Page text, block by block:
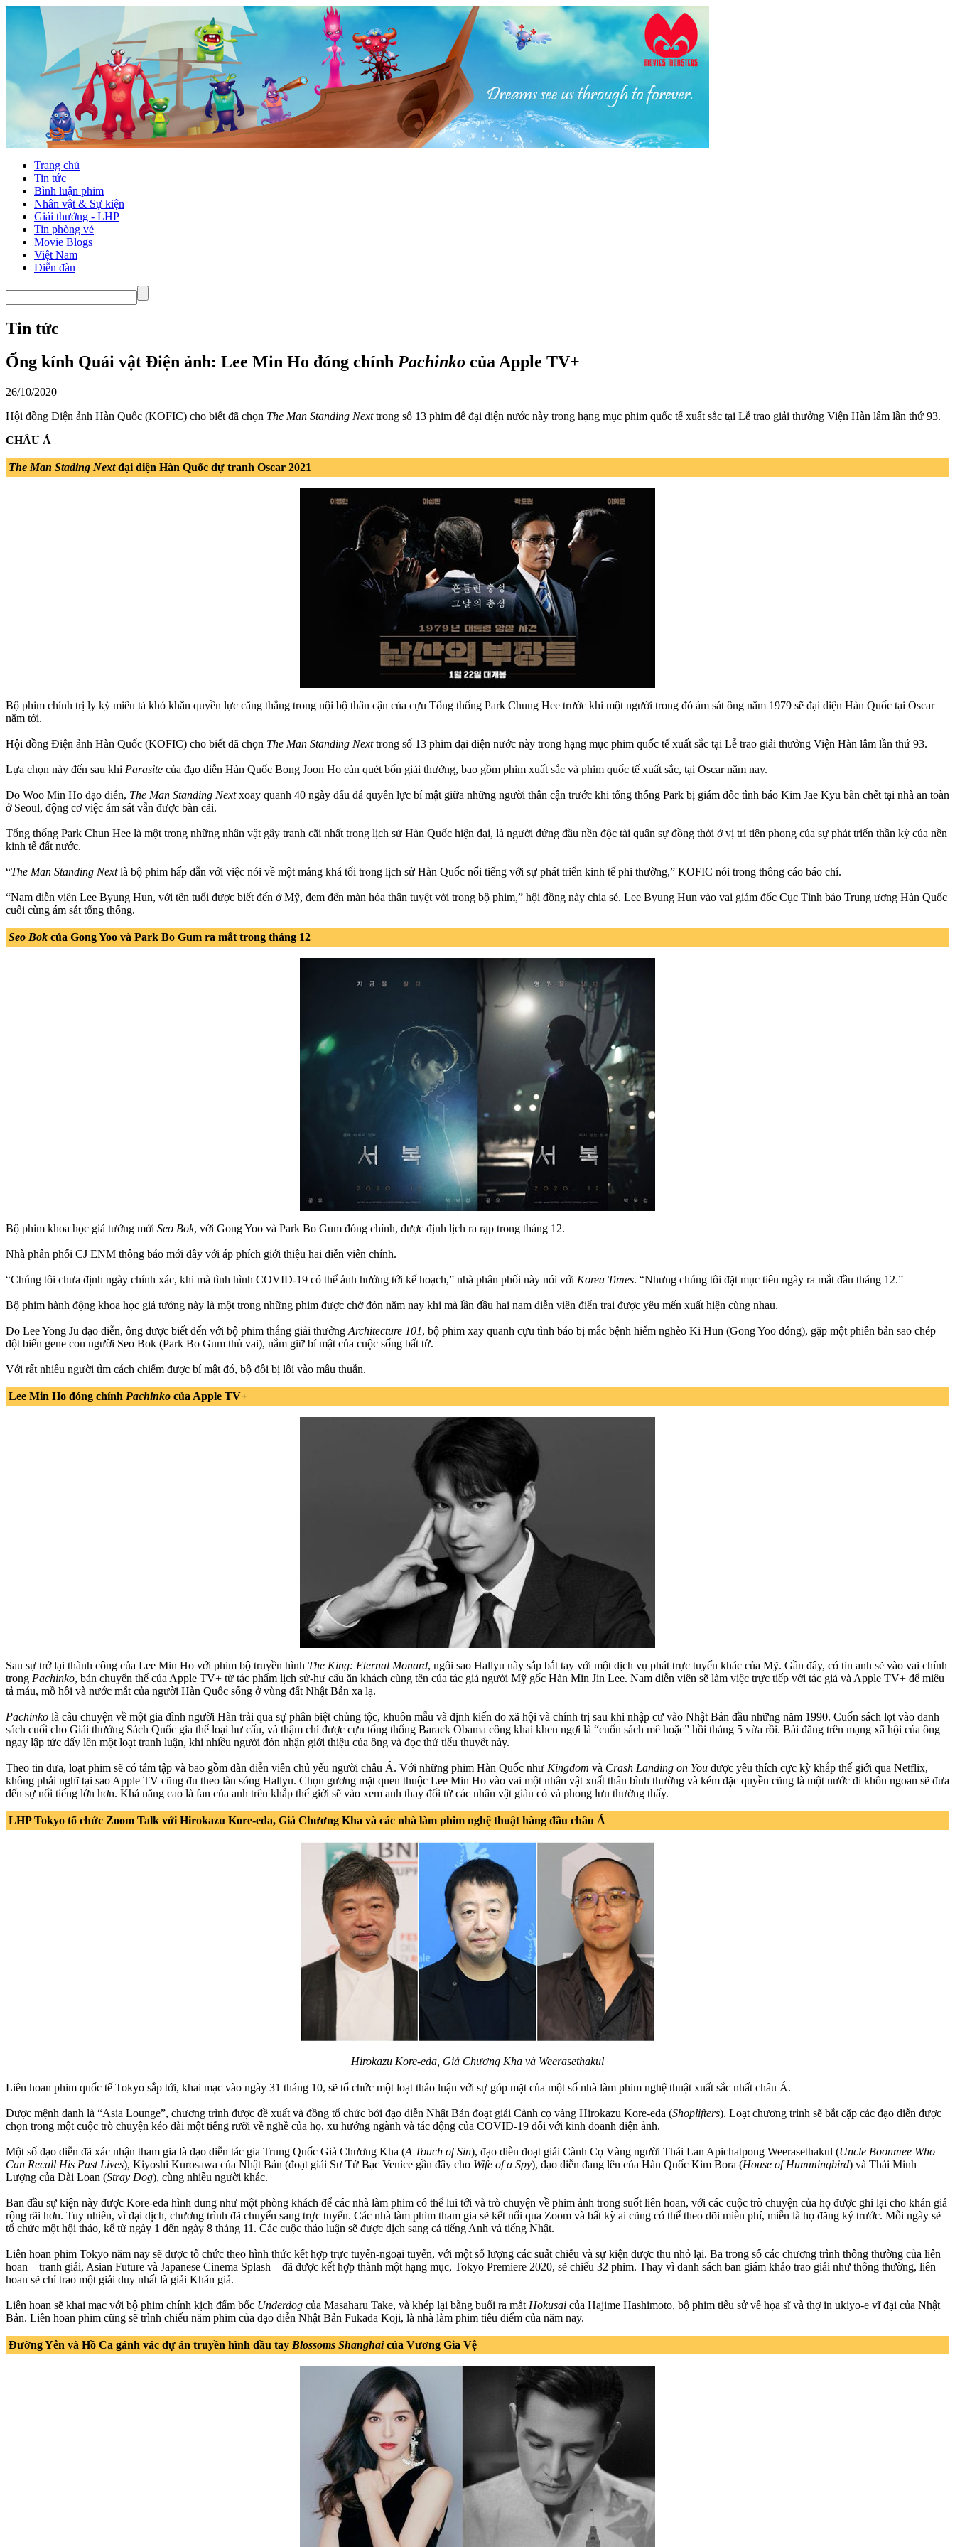
Trang chủ
Tin tức
Bình luận phim
Nhân vật & Sự kiện
Giải thưởng - LHP
Tin phòng vé
Movie Blogs
Việt Nam
Diễn đàn
Tin tức
Ống kính Quái vật Điện ảnh: Lee Min Ho đóng chính Pachinko của Apple TV+
26/10/2020
Hội đồng Điện ảnh Hàn Quốc (KOFIC) cho biết đã chọn The Man Standing Nexttrong số 13 phim để đại diện nước này trong hạng mục phim quốc tế xuất sắc tại Lễ trao giải thưởng Viện Hàn lâm lần thứ 93.
CHÂU Á
The Man Stading Nextđại diện Hàn Quốc dự tranh Oscar 2021
Bộ phim chính trị ly kỳ miêu tả khó khăn quyền lực căng thẳng trong nội bộ thân cận của cựu Tổng thống Park Chung Hee trước khi một người trong đó ám sát ông năm 1979 sẽ đại diện Hàn Quốc tại Oscar
năm tới.
Hội đồng Điện ảnh Hàn Quốc (KOFIC) cho biết đã chọn The Man Standing Nexttrong số 13 phim đại diện nước này trong hạng mục phim quốc tế xuất sắc tại Lễ trao giải thưởng Viện Hàn lâm lần thứ 93.
Lựa chọn này đến sau khi Parasite của đạo diễn Hàn Quốc Bong Joon Ho càn quét bốn giải thưởng, bao gồm phim xuất sắc và phim quốc tế xuất sắc, tại Oscar năm nay.
Do Woo Min Ho đạo diễn, The Man Standing Nextxoay quanh 40 ngày đấu đá quyền lực bí mật giữa những người thân cận trước khi tổng thống Park bị giám đốc tình báo Kim Jae Kyu bắn chết tại nhà an toàn
ở Seoul, động cơ việc ám sát vẫn được bàn cãi.
Tổng thống Park Chun Hee là một trong những nhân vật gây tranh cãi nhất trong lịch sử Hàn Quốc hiện đại, là người đứng đầu nền độc tài quân sự đồng thời ở vị trí tiên phong của sự phát triển thần kỳ của nền
kinh tế đất nước.
“The Man Standing Nextlà bộ phim hấp dẫn với việc nói về một mảng khá tối trong lịch sử Hàn Quốc nổi tiếng với sự phát triển kinh tế phi thường,” KOFIC nói trong thông cáo báo chí.
“Nam diễn viên Lee Byung Hun, với tên tuổi được biết đến ở Mỹ, đem đến màn hóa thân tuyệt vời trong bộ phim,” hội đồng này chia sẻ. Lee Byung Hun vào vai giám đốc Cục Tình báo Trung ương Hàn Quốc
cuối cùng ám sát tổng thống.
Seo Bok của Gong Yoo và Park Bo Gum ra mắt trong tháng 12
Bộ phim khoa học giả tưởng mới Seo Bok, với Gong Yoo và Park Bo Gum đóng chính, được định lịch ra rạp trong tháng 12.
Nhà phân phối CJ ENM thông báo mới đây với áp phích giới thiệu hai diễn viên chính.
“Chúng tôi chưa định ngày chính xác, khi mà tình hình COVID-19 có thể ảnh hưởng tới kế hoạch,” nhà phân phối này nói với Korea Times. “Nhưng chúng tôi đặt mục tiêu ngày ra mắt đầu tháng 12.”
Bộ phim hành động khoa học giả tưởng này là một trong những phim được chờ đón năm nay khi mà lần đầu hai nam diễn viên điển trai được yêu mến xuất hiện cùng nhau.
Do Lee Yong Ju đạo diễn, ông được biết đến với bộ phim thắng giải thưởng Architecture 101, bộ phim xay quanh cựu tình báo bị mắc bệnh hiểm nghèo Ki Hun (Gong Yoo đóng), gặp một phiên bản sao chép
đột biến gene con người Seo Bok (Park Bo Gum thủ vai), nắm giữ bí mật của cuộc sống bất tử.
Với rất nhiều người tìm cách chiếm được bí mật đó, bộ đôi bị lôi vào mâu thuẫn.
Lee Min Ho đóng chính Pachinko của Apple TV+
Sau sự trở lại thành công của Lee Min Ho với phim bộ truyền hình The King: Eternal Monard, ngôi sao Hallyu này sắp bắt tay với một dịch vụ phát trực tuyến khác của Mỹ. Gần đây, có tin anh sẽ vào vai chính
trong Pachinko, bản chuyển thể của Apple TV+ từ tác phẩm lịch sử-hư cấu ăn khách cùng tên của tác giả người Mỹ gốc Hàn Min Jin Lee. Nam diễn viên sẽ làm việc trực tiếp với tác giả và Apple TV+ để miêu
tả máu, mồ hôi và nước mắt của người Hàn Quốc sống ở vùng đất Nhật Bản xa lạ.
Pachinko là câu chuyện về một gia đình người Hàn trải qua sự phân biệt chủng tộc, khuôn mẫu và định kiến do xã hội và chính trị sau khi nhập cư vào Nhật Bản đầu những năm 1990. Cuốn sách lọt vào danh
sách cuối cho Giải thưởng Sách Quốc gia thể loại hư cấu, và thậm chí được cựu tổng thống Barack Obama công khai khen ngợi là “cuốn sách mê hoặc” hồi tháng 5 vừa rồi. Bài đăng trên mạng xã hội của ông
ngay lập tức dấy lên một loạt tranh luận, khi nhiều người đón nhận giới thiệu của ông và đọc thử tiểu thuyết này.
Theo tin đưa, loạt phim sẽ có tám tập và bao gồm dàn diễn viên chủ yếu người châu Á. Với những phim Hàn Quốc như Kingdom và Crash Landing on You được yêu thích cực kỳ khắp thế giới qua Netflix,
không phải nghĩ tại sao Apple TV cũng đu theo làn sóng Hallyu. Chọn gương mặt quen thuộc Lee Min Ho vào vai một nhân vật xuất thân bình thường và kém đặc quyền cũng là một nước đi khôn ngoan sẽ đưa
đến sự nổi tiếng lớn hơn. Khả năng cao là fan của anh trên khắp thế giới sẽ vào xem anh thay đổi từ các nhân vật giàu có và phong lưu thường thấy.
LHP Tokyo tổ chức Zoom Talk với Hirokazu Kore-eda, Giả Chương Kha và các nhà làm phim nghệ thuật hàng đầu châu Á
Hirokazu Kore-eda, Giả Chương Kha và Weerasethakul
Liên hoan phim quốc tế Tokyo sắp tới, khai mạc vào ngày 31 tháng 10, sẽ tổ chức một loạt thảo luận với sự góp mặt của một số nhà làm phim nghệ thuật xuất sắc nhất châu Á.
Được mệnh danh là “Asia Lounge”, chương trình được đề xuất và đồng tổ chức bởi đạo diễn Nhật Bản đoạt giải Cành cọ vàng Hirokazu Kore-eda (Shoplifters). Loạt chương trình sẽ bắt cặp các đạo diễn được
chọn trong một cuộc trò chuyện kéo dài một tiếng rưỡi về nghề của họ, xu hướng ngành và tác động của COVID-19 đối với kinh doanh điện ảnh.
Một số đạo diễn đã xác nhận tham gia là đạo diễn tác gia Trung Quốc Giả Chương Kha (A Touch of Sin), đạo diễn đoạt giải Cành Cọ Vàng người Thái Lan Apichatpong Weerasethakul (Uncle Boonmee Who
Can Recall His Past Lives), Kiyoshi Kurosawa của Nhật Bản (đoạt giải Sư Tử Bạc Venice gần đây cho Wife of a Spy), đạo diễn đang lên của Hàn Quốc Kim Bora (House of Hummingbird) và Thái Minh
Lượng của Đài Loan (Stray Dog), cùng nhiều người khác.
Ban đầu sự kiện này được Kore-eda hình dung như một phòng khách để các nhà làm phim có thể lui tới và trò chuyện về phim ảnh trong suốt liên hoan, với các cuộc trò chuyện của họ được ghi lại cho khán giả
rộng rãi hơn. Tuy nhiên, vì đại dịch, chương trình đã chuyển sang trực tuyến. Các nhà làm phim tham gia sẽ kết nối qua Zoom và bất kỳ ai cũng có thể theo dõi miễn phí, miễn là họ đăng ký trước. Mỗi ngày sẽ
tổ chức một hội thảo, kể từ ngày 1 đến ngày 8 tháng 11. Các cuộc thảo luận sẽ được dịch sang cả tiếng Anh và tiếng Nhật.
Liên hoan phim Tokyo năm nay sẽ được tổ chức theo hình thức kết hợp trực tuyến-ngoại tuyến, với một số lượng các suất chiếu và sự kiện được thu nhỏ lại. Ba trong số các chương trình thông thường của liên
hoan – tranh giải, Asian Future và Japanese Cinema Splash – đã được kết hợp thành một hạng mục, Tokyo Premiere 2020, sẽ chiếu 32 phim. Thay vì danh sách ban giám khảo trao giải như thông thường, liên
hoan sẽ chỉ trao một giải duy nhất là giải Khán giả.
Liên hoan sẽ khai mạc với bộ phim chính kịch đấm bốc Underdog của Masaharu Take, và khép lại bằng buổi ra mắt Hokusai của Hajime Hashimoto, bộ phim tiểu sử về họa sĩ và thợ in ukiyo-e vĩ đại của Nhật
Bản. Liên hoan phim cũng sẽ trình chiếu năm phim của đạo diễn Nhật Bản Fukada Koji, là nhà làm phim tiêu điểm của năm nay.
Đường Yên và Hồ Ca gánh vác dự án truyền hình đầu tay Blossoms Shanghaicủa Vương Gia Vệ